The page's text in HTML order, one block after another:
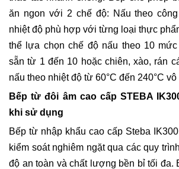
ăn ngon với 2 chế độ: Nấu theo
nhiệt độ phù hợp với từng loại thực
thể lựa chọn chế độ nấu theo 10
sẵn từ 1 đến 10 hoặc chiên, xào, rán
nấu theo nhiệt độ từ 60°C đến 240°C
Bếp từ đôi âm cao cấp STEBA
khi sử dụng
Bếp từ nhập khẩu cao cấp Steba
kiểm soát nghiêm ngặt qua các quy
độ an toàn và chất lượng bền bỉ tối đa.